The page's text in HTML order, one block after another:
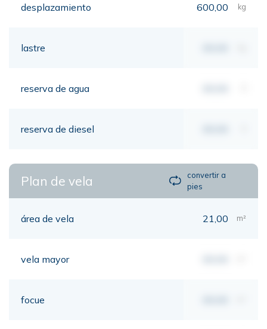
desplazamiento 600,00 kg
lastre
reserva de agua
reserva de diesel
Plan de vela
convertir a
pies
área de vela 21,00 m²
vela mayor
focue